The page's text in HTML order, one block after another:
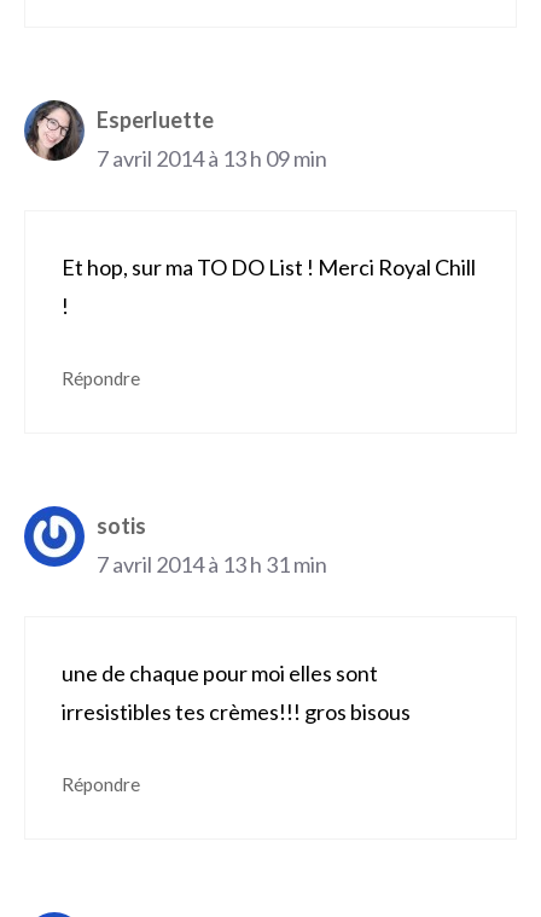
Esperluette
7 avril 2014 à 13 h 09 min
Et hop, sur ma TO DO List ! Merci Royal Chill
!
Répondre
sotis
7 avril 2014 à 13 h 31 min
une de chaque pour moi elles sont
irresistibles tes crèmes!!! gros bisous
Répondre